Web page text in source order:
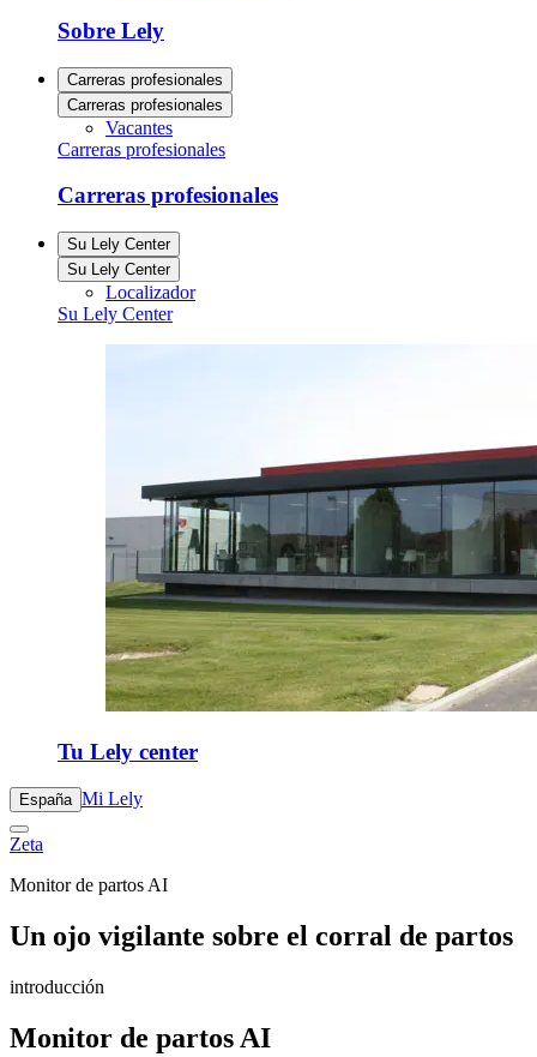
Sobre Lely
Carreras profesionales
Carreras profesionales
Vacantes
Carreras profesionales
Carreras profesionales
Su Lely Center
Su Lely Center
Localizador
Su Lely Center
Tu Lely center
España Mi Lely
Zeta
Monitor de partos AI
Un ojo vigilante sobre el corral de partos
introducción
Monitor de partos AI